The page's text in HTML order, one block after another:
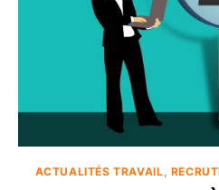
ACTUALITÉS TRAVAIL,